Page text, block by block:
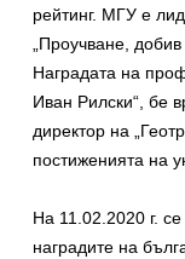
рейтинг. МГУ е
„Проучване,
Наградата на
Иван Рилски“, бе
директор на
постиженията на
На 11.02.2020 г.
наградите на